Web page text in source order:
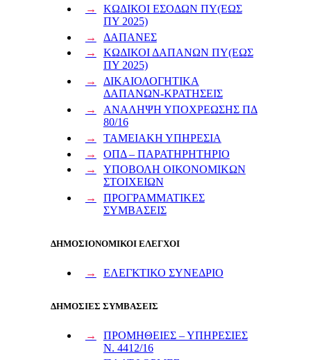
ΚΩΔΙΚΟΙ ΕΣΟΔΩΝ ΠΥ(ΕΩΣ
ΠΥ 2025)
ΔΑΠΑΝΕΣ
ΚΩΔΙΚΟΙ ΔΑΠΑΝΩΝ ΠΥ(ΕΩΣ
ΠΥ 2025)
ΔΙΚΑΙΟΛΟΓΗΤΙΚΑ
ΔΑΠΑΝΩΝ-ΚΡΑΤΗΣΕΙΣ
ΑΝΑΛΗΨΗ ΥΠΟΧΡΕΩΣΗΣ ΠΔ
80/16
ΤΑΜΕΙΑΚΗ ΥΠΗΡΕΣΙΑ
ΟΠΔ – ΠΑΡΑΤΗΡΗΤΗΡΙΟ
ΥΠΟΒΟΛΗ ΟΙΚΟΝΟΜΙΚΩΝ
ΣΤΟΙΧΕΙΩΝ
ΠΡΟΓΡΑΜΜΑΤΙΚΕΣ
ΣΥΜΒΑΣΕΙΣ
ΔΗΜΟΣΙΟΝΟΜΙΚΟΙ ΕΛΕΓΧΟΙ
ΕΛΕΓΚΤΙΚΟ ΣΥΝΕΔΡΙΟ
ΔΗΜΟΣΙΕΣ ΣΥΜΒΑΣΕΙΣ
ΠΡΟΜΗΘΕΙΕΣ – ΥΠΗΡΕΣΙΕΣ
Ν. 4412/16